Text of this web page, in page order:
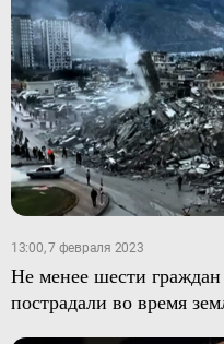
13:00, 7 февраля 2023
Не менее шести
пострадали во время